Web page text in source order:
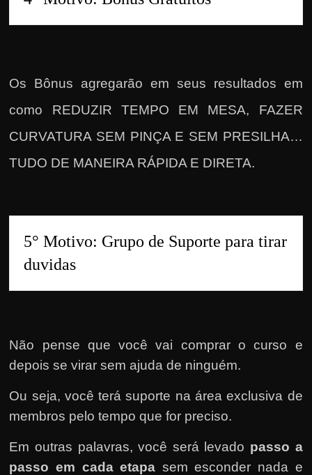
Os Bônus agregarão em seus resultados em
como REDUZIR TEMPO EM MESA, FAZER
CURVATURA SEM PINÇA E SEM PRESILHA…
TUDO DE MANEIRA RÁPIDA E DIRETA.
5° Motivo: Grupo de Suporte para tirar
duvidas
Não pense que você vai comprar o curso e
depois se virar sem ajuda de ninguém.
Ou seja, você terá suporte na área exclusiva de
membros pelo tempo que for preciso.
Em outras palavras, você será levado passo a
passo em cada etapa sem esconder nada e